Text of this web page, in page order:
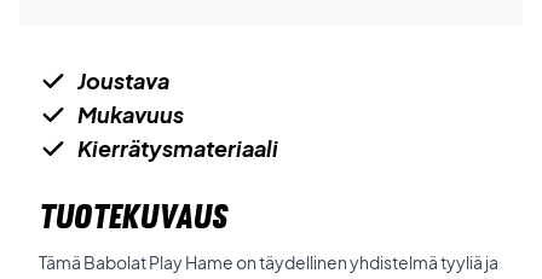
Joustava
Mukavuus
Kierrätysmateriaali
TUOTEKUVAUS
Tämä Babolat Play Hame on täydellinen yhdistelmä tyyliä ja